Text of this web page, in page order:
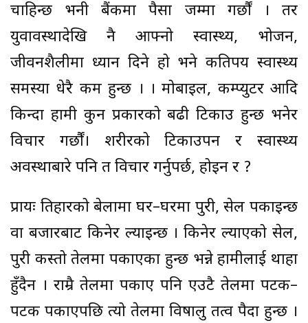
चाहिन्छ भनी बैंकमा पैसा जम्मा गर्छौं । तर
युवावस्थादेखि नै आफ्नो स्वास्थ्य, भोजन,
जीवनशैलीमा ध्यान दिने हो भने कतिपय स्वास्थ्य
समस्या धेरै कम हुन्छ । । मोबाइल, कम्प्युटर आदि
किन्दा हामी कुन प्रकारको बढी टिकाउ हुन्छ भनेर
विचार गर्छौं। शरीरको टिकाउपन र स्वास्थ्य
अवस्थाबारे पनि त विचार गर्नुपर्छ, होइन र ?
प्रायः तिहारको बेलामा घर–घरमा पुरी, सेल पकाइन्छ
वा बजारबाट किनेर ल्याइन्छ । किनेर ल्याएको सेल,
पुरी कस्तो तेलमा पकाएका हुन्छ भन्ने हामीलाई थाहा
हुँदैन । राम्रै तेलमा पकाए पनि एउटै तेलमा पटक–
पटक पकाएपछि त्यो तेलमा विषालु तत्व पैदा हुन्छ ।